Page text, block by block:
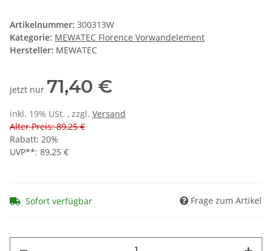
Artikelnummer: 300313W
Kategorie: MEWATEC Florence Vorwandelement
Hersteller: MEWATEC
jetzt nur 71,40 €
inkl. 19% USt. , zzgl. Versand
Alter Preis: 89,25 €
Rabatt: 20%
UVP**: 89,25 €
Sofort verfügbar Frage zum Artikel